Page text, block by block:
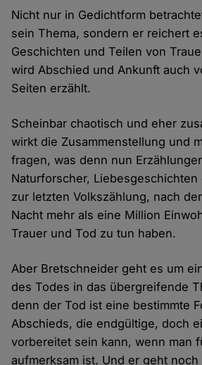
Nicht nur in Gedichtform
sein Thema, sondern er reichert
Geschichten und Teilen von
wird Abschied und Ankunft auch
Seiten erzählt.
Scheinbar chaotisch und eher
wirkt die Zusammenstellung und
fragen, was denn nun
Naturforscher, Liebesgeschichten
zur letzten Volkszählung, nach
Nacht mehr als eine Million
Trauer und Tod zu tun haben.
Aber Bretschneider geht es um
des Todes in das übergreifende
denn der Tod ist eine bestimmte
Abschieds, die endgültige, doch
vorbereitet sein kann, wenn man
aufmerksam ist. Und er geht